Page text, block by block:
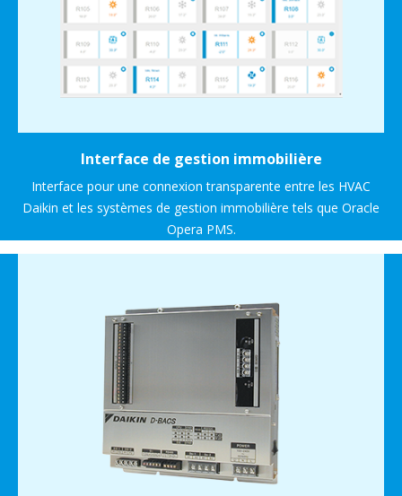
Interface de gestion immobilière
Interface pour une connexion transparente entre les HVAC
Daikin et les systèmes de gestion immobilière tels que Oracle
Opera PMS.